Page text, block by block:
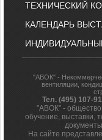
ТЕХНИЧЕСКИЙ
КАЛЕНДАРЬ
"АВОК" -
вентиляции,
Тел. (495) 107-
"АВОК" -
обучение, выставки,
На сайте